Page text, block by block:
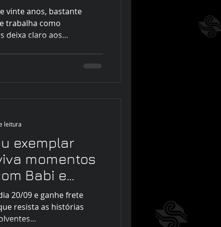
vinte anos, bastante
trabalha como
deixa claro aos...
exemplar
momentos
Babi e
20/09 e ganhe frete
resista as histórias
leitura